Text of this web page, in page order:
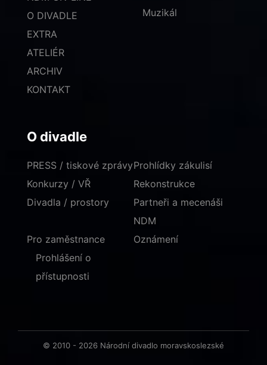
O DIVADLE
EXTRA
ATELIÉR
ARCHIV
KONTAKT
Muzikál
O divadle
PRESS / tiskové zprávy
Konkurzy / VŘ
Divadla / prostory
Prohlídky zákulisí
Rekonstrukce
Partneři a mecenáši
NDM
Pro zaměstnance
Oznámení
Prohlášení o
přístupnosti
© 2010 - 2026 Národní divadlo moravskoslezské